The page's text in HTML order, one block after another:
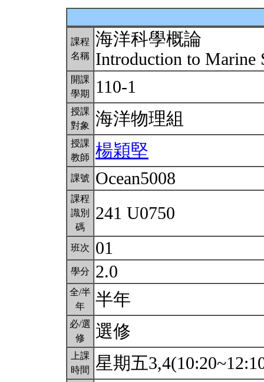
課程
名稱
海洋科學概論
Introduction to Marine
開課
學期
110-1
授課
對象
海洋物理組
授課
教師
楊穎堅
課號 Ocean5008
課程
識別
碼
241 U0750
班次 01
學分 2.0
全/半
年
半年
必/選
修
選修
上課
時間
星期五